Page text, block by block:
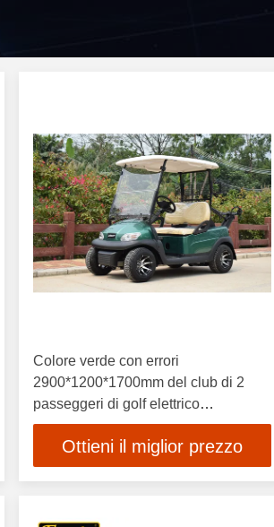
Colore verde con errori
2900*1200*1700mm del club di 2
passeggeri di golf elettrico
dell'automobile
Ottieni il miglior prezzo